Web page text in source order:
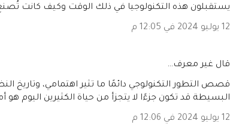
يستقبلون هذه التكنولوجيا في ذلك الوقت وكيف كانت تُصنع
12 يوليو 2024 في 12:05 م
‏قال غير معرف…
قصص التطور التكنولوجي دائمًا ما تثير اهتمامي، وتاريخ
البسيطة قد تكون جزءًا لا يتجزأ من حياة الكثيرين اليوم هو
12 يوليو 2024 في 12:06 م